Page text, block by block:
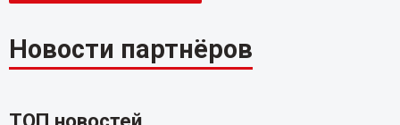
Новости партнёров